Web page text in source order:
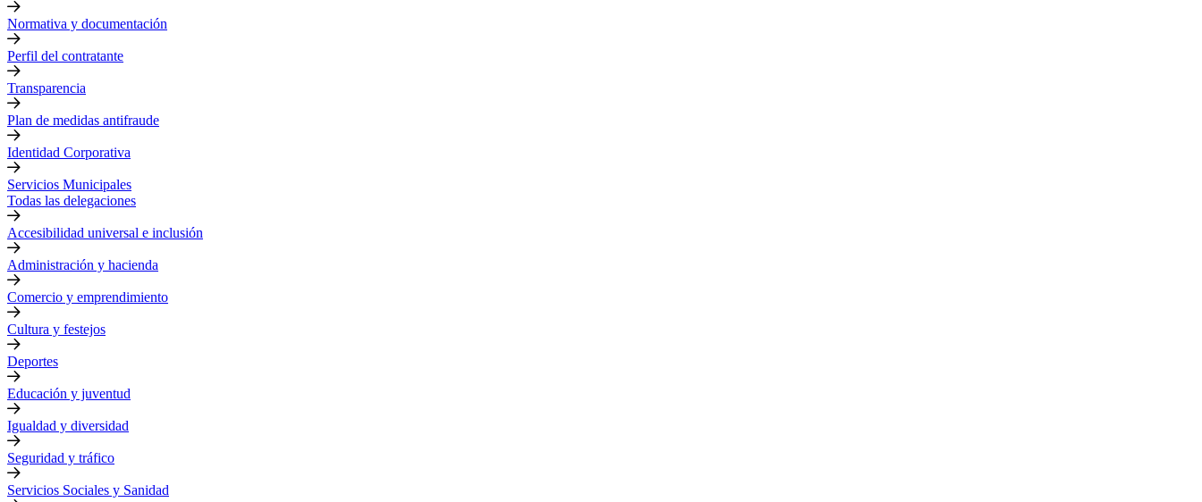
Normativa y documentación
Perfil del contratante
Transparencia
Plan de medidas antifraude
Identidad Corporativa
Servicios Municipales
Todas las delegaciones
Accesibilidad universal e inclusión
Administración y hacienda
Comercio y emprendimiento
Cultura y festejos
Deportes
Educación y juventud
Igualdad y diversidad
Seguridad y tráfico
Servicios Sociales y Sanidad